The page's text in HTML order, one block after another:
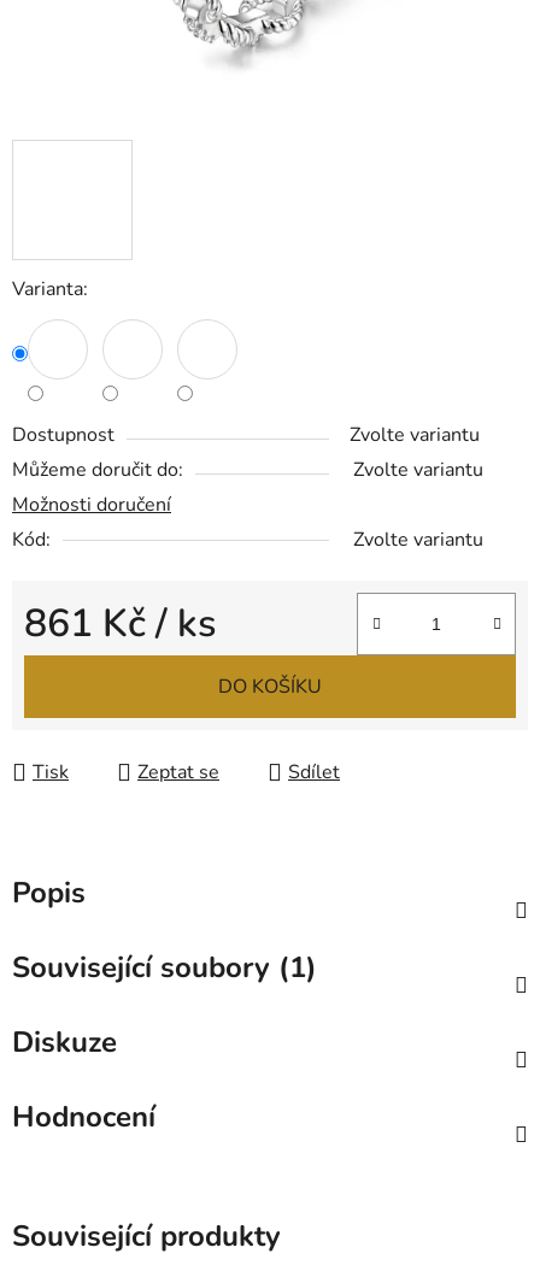
Varianta:
Dostupnost
Zvolte variantu
Můžeme doručit do:
Zvolte variantu
Možnosti doručení
Kód:
Zvolte variantu
861 Kč/ ks
Měrná cena:
DO KOŠÍKU
Tisk Zeptat se Sdílet
Popis
Související soubory (1)
Diskuze
Hodnocení
Související produkty